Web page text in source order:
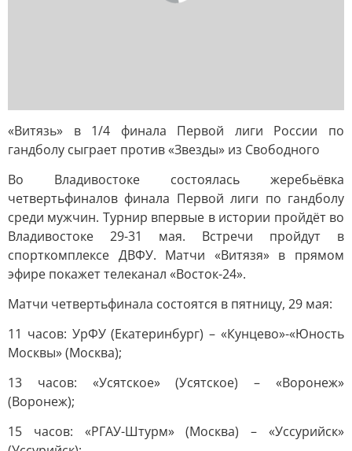
«Витязь» в 1/4 финала Первой лиги России по
гандболу сыграет против «Звезды» из Свободного
Во Владивостоке состоялась жеребьёвка
четвертьфиналов финала Первой лиги по гандболу
среди мужчин. Турнир впервые в истории пройдёт во
Владивостоке 29-31 мая. Встречи пройдут в
спорткомплексе ДВФУ. Матчи «Витязя» в прямом
эфире покажет телеканал «Восток-24».
Матчи четвертьфинала состоятся в пятницу, 29 мая:
11 часов: УрФУ (Екатеринбург) – «Кунцево»-«Юность
Москвы» (Москва);
13 часов: «Усятское» (Усятское) – «Воронеж»
(Воронеж);
15 часов: «РГАУ-Штурм» (Москва) – «Уссурийск»